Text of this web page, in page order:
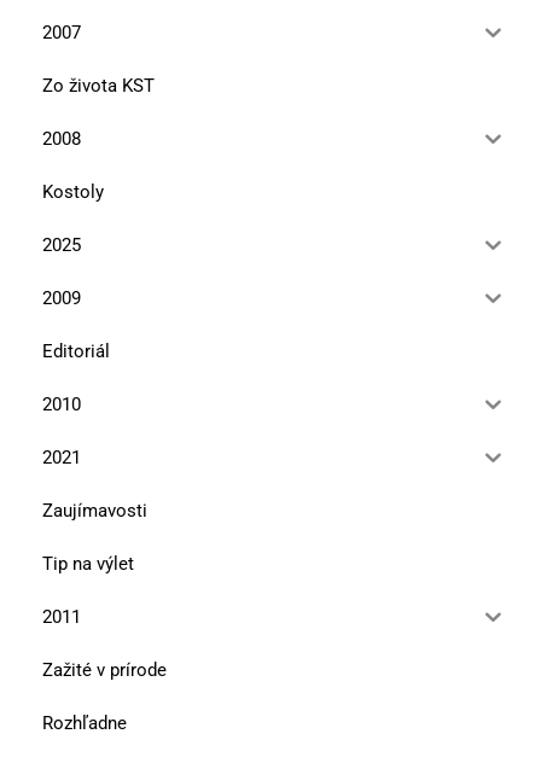
2007
Zo života KST
2008
Kostoly
2025
2009
Editoriál
2010
2021
Zaujímavosti
Tip na výlet
2011
Zažité v prírode
Rozhľadne